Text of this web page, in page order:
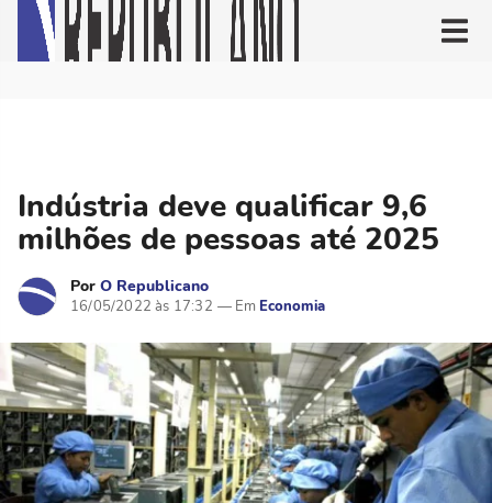
Indústria deve qualificar 9,6
milhões de pessoas até 2025
Por O Republicano
16/05/2022 às 17:32 Economia